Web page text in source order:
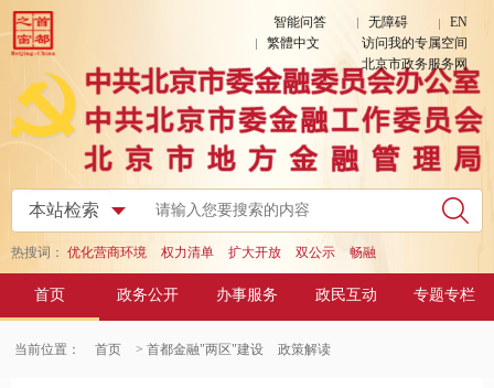
智能问答 无障碍
EN
繁體中文
访问我的专属空间
北京市政务服务网
热搜词： 优化营商环境 权力清单 扩大开放 双公示 畅融
首页 政务公开 办事服务 政民互动 专题专栏
当前位置： 首页 > 首都金融"两区"建设 政策解读